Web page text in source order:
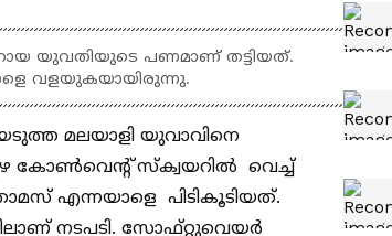
യുവതിയുടെ പണമാണ് തട്ടിയത്.
വളയുകയായിരുന്നു.
മലയാളി യുവാവിനെ
കോൺവെന്‍റ് സ്ക്വയറിൽ വെച്ച്
എന്നയാളെ പിടികൂടിയത്.
നടപടി. സോഫ്റ്റുവെയര്‍